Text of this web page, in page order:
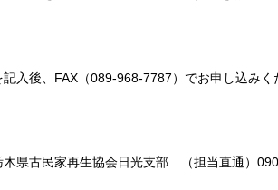
記入後、FAX（089-968-7787）でお申し込みく
県古民家再生協会日光支部 （担当直通）